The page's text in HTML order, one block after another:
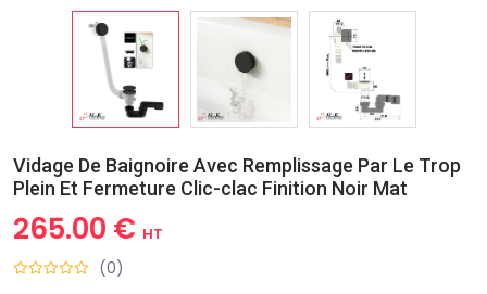
Vidage De Baignoire Avec Remplissage Par Le Trop
Plein Et Fermeture Clic-clac Finition Noir Mat
265.00 € HT
(0)